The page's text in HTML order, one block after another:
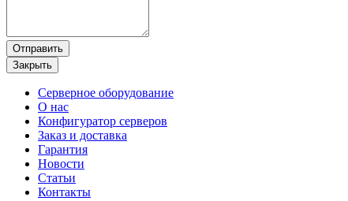
Отправить
Закрыть
Серверное оборудование
О нас
Конфигуратор серверов
Заказ и доставка
Гарантия
Новости
Статьи
Контакты